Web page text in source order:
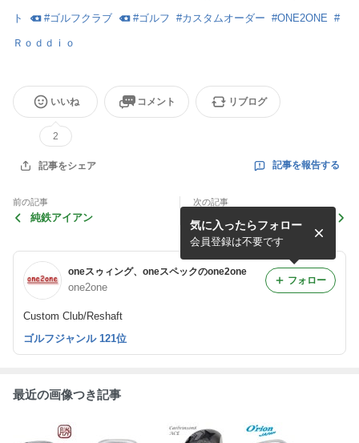
ト #ゴルフクラブ #ゴルフ #カスタムオーダー #ONE2ONE #
Ｒｏｄｄｉｏ
いいね
2
コメント リブログ
記事をシェア 記事を報告する
前の記事
純鉄アイアン
次の記事
やっぱり格好良いです！
oneスゥィング、oneスペックのone2one
one2one
Custom Club/Reshaft
気に入ったらフォロー
会員登録は不要です
フォロー
ゴルフジャンル 121位
最近の画像つき記事